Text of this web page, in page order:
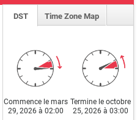
DST Time Zone Map
Commence le mars
29, 2026 à 02:00
Termine le octobre
25, 2026 à 03:00